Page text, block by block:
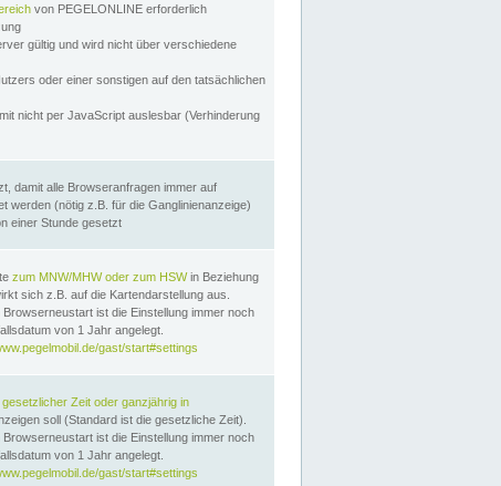
von PEGELONLINE erforderlich
gültig und wird nicht über verschiedene
oder einer sonstigen auf den tatsächlichen
nicht per JavaScript auslesbar (Verhinderung
damit alle Browseranfragen immer auf
werden (nötig z.B. für die Ganglinienanzeige)
einer Stunde gesetzt
zum MNW/MHW oder zum HSWin Beziehung
sich z.B. auf die Kartendarstellung aus.
ist die Einstellung immer noch
von 1 Jahr angelegt.
gast/start#settings
gesetzlicher Zeit oder ganzjährig in
soll (Standard ist die gesetzliche Zeit).
ist die Einstellung immer noch
von 1 Jahr angelegt.
gast/start#settings